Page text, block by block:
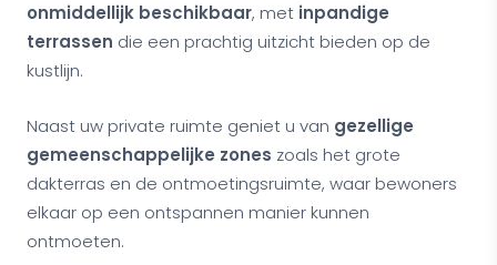
onmiddellijk beschikbaar, met inpandige
terrassen die een prachtig uitzicht bieden op de
kustlijn.
Naast uw private ruimte geniet u van gezellige
gemeenschappelijke zones zoals het grote
dakterras en de ontmoetingsruimte, waar bewoners
elkaar op een ontspannen manier kunnen
ontmoeten.